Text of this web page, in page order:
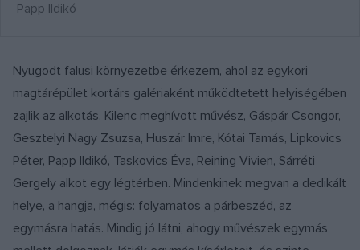
Papp Ildikó
Nyugodt falusi környezetbe érkezem, ahol az egykori
magtárépület kortárs galériaként működtetett helyiségében
zajlik az alkotás. Kilenc meghívott művész, Gáspár Csongor,
Gesztelyi Nagy Zsuzsa, Huszár Imre, Kótai Tamás, Lipkovics
Péter, Papp Ildikó, Taskovics Éva, Reining Vivien, Sárréti
Gergely alkot egy légtérben. Mindenkinek megvan a dedikált
helye, a hangja, mégis: folyamatos a párbeszéd, az
egymásra hatás. Mindig jó látni, ahogy művészek egymás